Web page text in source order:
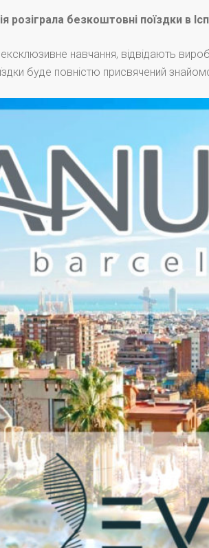
розіграла безкоштовні поїздки в
навчання, відвідають
буде повністю присвячений